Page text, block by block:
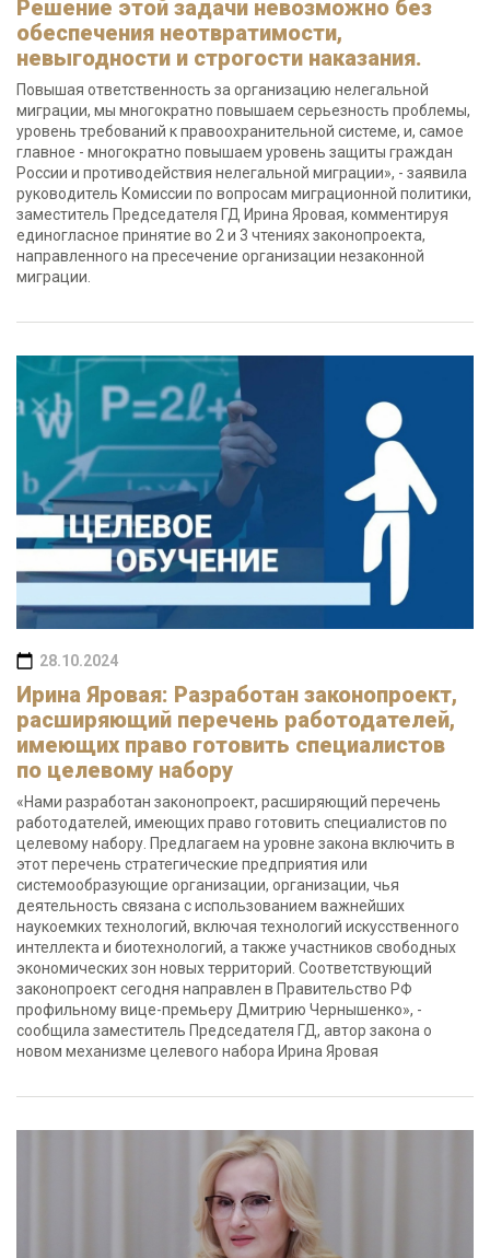
Решение этой задачи невозможно без
обеспечения неотвратимости,
невыгодности и строгости наказания.
Повышая ответственность за организацию нелегальной
миграции, мы многократно повышаем серьезность проблемы,
уровень требований к правоохранительной системе, и, самое
главное - многократно повышаем уровень защиты граждан
России и противодействия нелегальной миграции», - заявила
руководитель Комиссии по вопросам миграционной политики,
заместитель Председателя ГД Ирина Яровая, комментируя
единогласное принятие во 2 и 3 чтениях законопроекта,
направленного на пресечение организации незаконной
миграции.
28.10.2024
Ирина Яровая: Разработан законопроект,
расширяющий перечень работодателей,
имеющих право готовить специалистов
по целевому набору
«Нами разработан законопроект, расширяющий перечень
работодателей, имеющих право готовить специалистов по
целевому набору. Предлагаем на уровне закона включить в
этот перечень стратегические предприятия или
системообразующие организации, организации, чья
деятельность связана с использованием важнейших
наукоемких технологий, включая технологий искусственного
интеллекта и биотехнологий, а также участников свободных
экономических зон новых территорий. Соответствующий
законопроект сегодня направлен в Правительство РФ
профильному вице-премьеру Дмитрию Чернышенко», -
сообщила заместитель Председателя ГД, автор закона о
новом механизме целевого набора Ирина Яровая